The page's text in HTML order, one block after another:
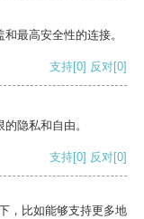
最高安全性的连接。
支持[0] 反对[0]
隐私和自由。
支持[0] 反对[0]
，比如能够支持更多地